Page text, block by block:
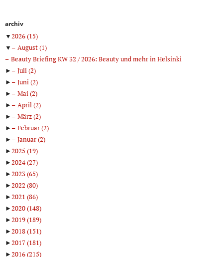
archiv
▼2026(15)
▼
August(1)
Beauty Briefing KW 32 / 2026: Beauty und mehr in Helsinki
►
Juli(2)
►
Juni(2)
►
Mai(2)
►
April(2)
►
März(2)
►
Februar(2)
►
Januar(2)
►2025 (19)
►2024(27)
►2023(65)
►2022 (80)
►2021 (86)
►2020(148)
►2019(189)
►2018(151)
►2017(181)
►2016(215)